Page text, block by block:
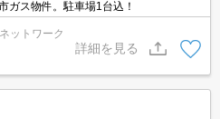
ス物件。駐車場1台込！
ットワーク
詳細を見る